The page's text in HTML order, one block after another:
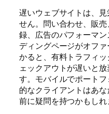
遅いウェブサイトは、
せん。問い合わせ、販
録、広告のパフォーマ
ディングページがオフ
かると、有料トラフィ
ェックアウトが遅いと
す。モバイルでポート
的なクライアントはあ
前に疑問を持つかもしれ